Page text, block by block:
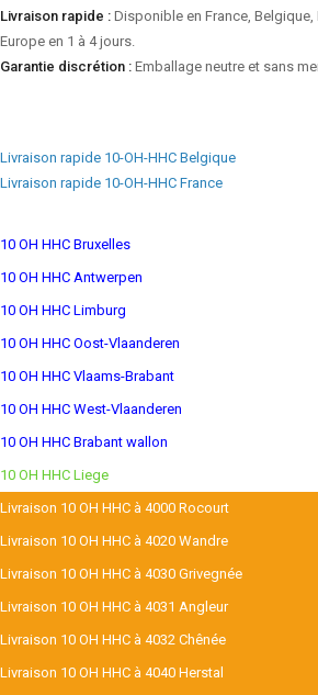
Livraison rapide : Disponible en France, Belgique,
Europe en 1 à 4 jours.
Garantie discrétion : Emballage neutre et sans
Livraison rapide 10-OH-HHC Belgique
Livraison rapide 10-OH-HHC France
10 OH HHC Bruxelles
10 OH HHC Antwerpen
10 OH HHC Limburg
10 OH HHC Oost-Vlaanderen
10 OH HHC Vlaams-Brabant
10 OH HHC West-Vlaanderen
10 OH HHC Brabant wallon
10 OH HHC Liege
Livraison 10 OH HHC à 4000 Rocourt
Livraison 10 OH HHC à 4020 Wandre
Livraison 10 OH HHC à 4030 Grivegnée
Livraison 10 OH HHC à 4031 Angleur
Livraison 10 OH HHC à 4032 Chênée
Livraison 10 OH HHC à 4040 Herstal